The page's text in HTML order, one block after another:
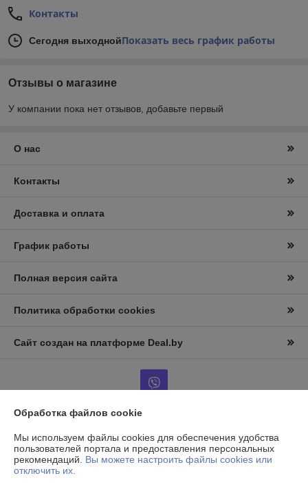
Контакты
Сегодня выходнойПоказать весь график работы
Отзывы о магазине
У компании пока нет отзывов, добавьте первый
О нас
Контакты
Доставка и оплата
График работы
Полная версия сайта
Политика обработки cookies
Сайт создан на платформе Deal.by
Информация для покупателя
Юридическое лицо:ООО «АльтернативаСервисТорг»
РБ, г.Минск, ул. Уборевича 99
Обработка файлов cookie
Мы используем файлы cookies для обеспечения удобства
пользователей портала и предоставления персональных
рекомендаций. Вы можете настроить файлы cookies или
отключить их.